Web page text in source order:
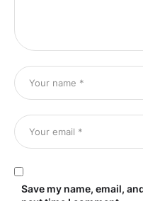
Save my name, email,